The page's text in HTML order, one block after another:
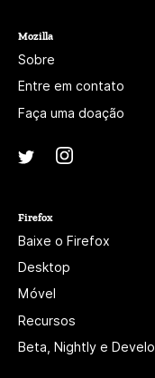
Mozilla
Sobre
Entre em contato
Faça uma doação
Twitter
Firefox
Baixe o Firefox
Desktop
Móvel
Recursos
Beta, Nightly e